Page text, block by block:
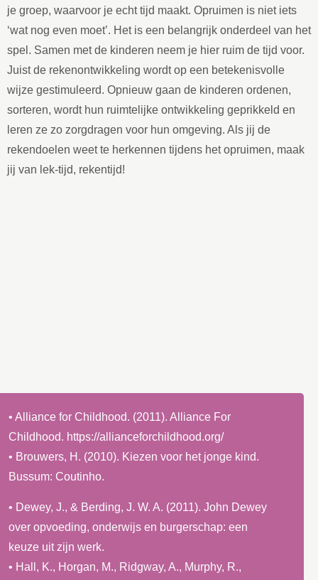
je groep, waarvoor je echt tijd maakt. Opruimen is niet iets
‘wat nog even moet’. Het is een belangrijk onderdeel van het
spel. Samen met de kinderen neem je hier ruim de tijd voor.
Juist de rekenontwikkeling wordt op een betekenisvolle
wijze gestimuleerd. Opnieuw gaan de kinderen ordenen,
sorteren, wordt hun ruimtelijke ontwikkeling geprikkeld en
leren ze zo zorgdragen voor hun omgeving. Als jij de
rekendoelen weet te herkennen tijdens het opruimen, maak
jij van lek-tijd, rekentijd!
• Alliance for Childhood. (2011). Alliance For
Childhood. https://allianceforchildhood.org/
• Brouwers, H. (2010). Kiezen voor het jonge kind.
Bussum: Coutinho.
• Dewey, J., & Berding, J. W. A. (2011). John Dewey
over opvoeding, onderwijs en burgerschap: een
keuze uit zijn werk.
• Hall, K., Horgan, M., Ridgway, A., Murphy, R.,